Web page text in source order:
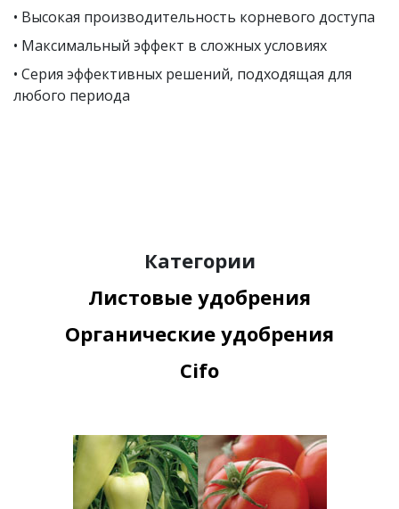
• Высокая производительность корневого доступа
• Максимальный эффект в сложных условиях
• Серия эффективных решений, подходящая для
любого периода
Категории
Листовые удобрения
Органические удобрения
Cifo